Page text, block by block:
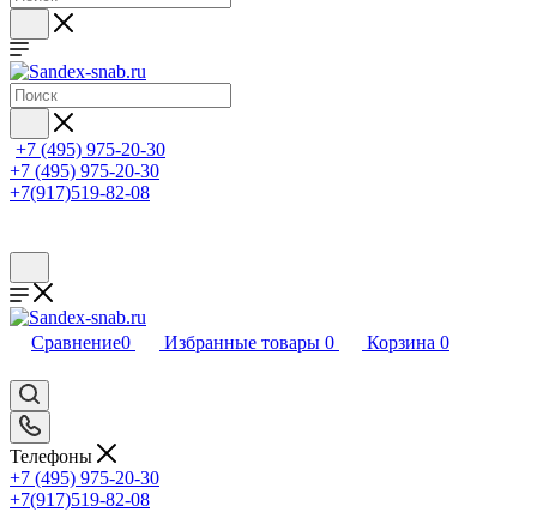
+7 (495) 975-20-30
+7 (495) 975-20-30
+7(917)519-82-08
Сравнение0 Избранные товары 0 Корзина 0
Телефоны
+7 (495) 975-20-30
+7(917)519-82-08